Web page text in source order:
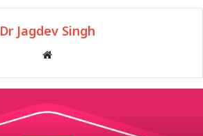
Dr Jagdev Singh
Website